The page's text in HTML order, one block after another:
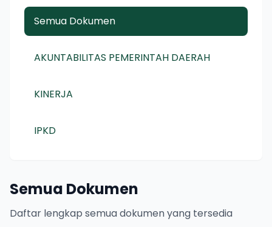
Semua Dokumen
AKUNTABILITAS PEMERINTAH DAERAH
KINERJA
IPKD
Semua Dokumen
Daftar lengkap semua dokumen yang tersedia